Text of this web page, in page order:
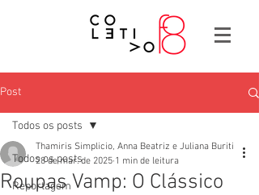
Post
Todos os posts
Reportagem
Todos os posts
Roupas Vamp: O Clássico
Thamiris Simplicio, Anna Beatriz e Juliana Buriti
28 de mar. de 2025 1 min de leitura